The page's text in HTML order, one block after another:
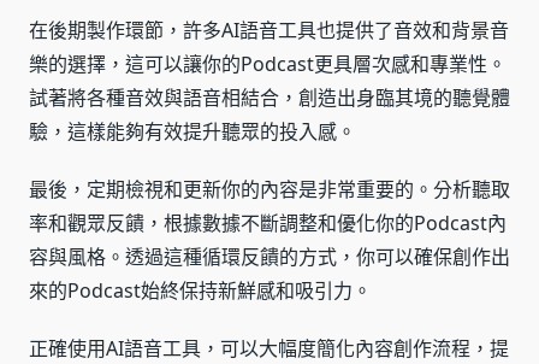
在後期製作環節，許多AI語音工具也提供了音效和背景音
樂的選擇，這可以讓你的Podcast更具層次感和專業性。
試著將各種音效與語音相結合，創造出身臨其境的聽覺體
驗，這樣能夠有效提升聽眾的投入感。
最後，定期檢視和更新你的內容是非常重要的。分析聽取
率和觀眾反饋，根據數據不斷調整和優化你的Podcast內
容與風格。透過這種循環反饋的方式，你可以確保創作出
來的Podcast始終保持新鮮感和吸引力。
正確使用AI語音工具，可以大幅度簡化內容創作流程，提